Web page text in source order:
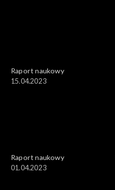
Raport naukowy
15.04.2023
Raport naukowy
01.04.2023